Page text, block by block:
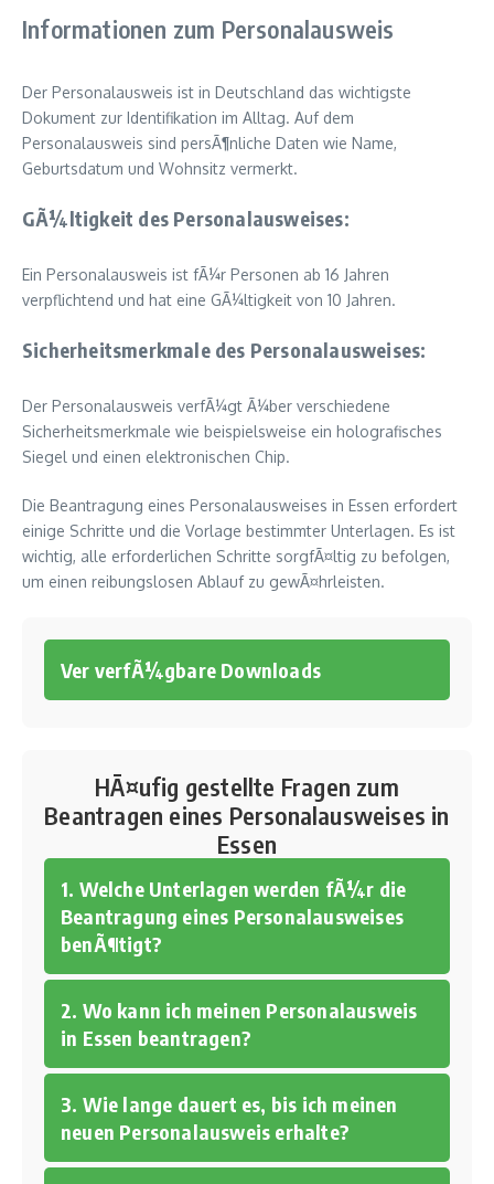
Informationen zum Personalausweis
Der Personalausweis ist in Deutschland das wichtigste
Dokument zur Identifikation im Alltag. Auf dem
Personalausweis sind persÃ¶nliche Daten wie Name,
Geburtsdatum und Wohnsitz vermerkt.
GÃ¼ltigkeit des Personalausweises:
Ein Personalausweis ist fÃ¼r Personen ab 16 Jahren
verpflichtend und hat eine GÃ¼ltigkeit von 10 Jahren.
Sicherheitsmerkmale des Personalausweises:
Der Personalausweis verfÃ¼gt Ã¼ber verschiedene
Sicherheitsmerkmale wie beispielsweise ein holografisches
Siegel und einen elektronischen Chip.
Die Beantragung eines Personalausweises in Essen erfordert
einige Schritte und die Vorlage bestimmter Unterlagen. Es ist
wichtig, alle erforderlichen Schritte sorgfÃ¤ltig zu befolgen,
um einen reibungslosen Ablauf zu gewÃ¤hrleisten.
Ver verfÃ¼gbare Downloads
HÃ¤ufig gestellte Fragen zum
Beantragen eines Personalausweises in
Essen
1. Welche Unterlagen werden fÃ¼r die
Beantragung eines Personalausweises
benÃ¶tigt?
2. Wo kann ich meinen Personalausweis
in Essen beantragen?
3. Wie lange dauert es, bis ich meinen
neuen Personalausweis erhalte?